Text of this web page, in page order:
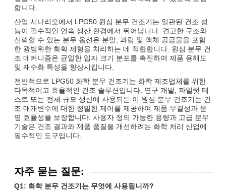
합니다.
산업 시나리오에서 LPG50 원심 분무 건조기는 일관된 건조 성
능이 필수적인 연속 생산 환경에서 뛰어납니다. 견고한 구조와
신뢰할 수 있는 분무 옵션은 분말, 과립 및 액체 공급물을 포함
한 광범위한 화학 제형을 처리하는 데 적합합니다. 원심 분무 건
조 메커니즘은 균일한 입자 크기 분포를 촉진하여 제품 용해도
및 재수화 특성을 향상시킵니다.
전반적으로 LPG50 화학 분무 건조기는 화학 제조업체를 위한
다목적이고 효율적인 건조 솔루션입니다. 연구 개발, 파일럿 테
스트 또는 전체 규모 생산에 사용되든 이 원심 분무 건조기는 건
조 매개변수에 대한 정밀한 제어를 제공하여 제품 무결성과 운
영 효율성을 보장합니다. 사용자 정의 가능한 용량과 고급 분무
기술은 건조 결과와 제품 품질을 개선하려는 화학 처리 산업에
필수적인 도구입니다.
자주 묻는 질문:
Q1: 화학 분무 건조기는 무엇에 사용됩니까?